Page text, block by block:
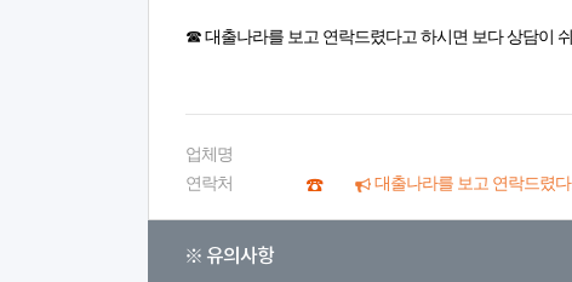
☎ 대출나라를 보고 연락드렸다고 하시면 보다 상담이
업체명
연락처
대출나라를 보고 연락드렸
※ 유의사항